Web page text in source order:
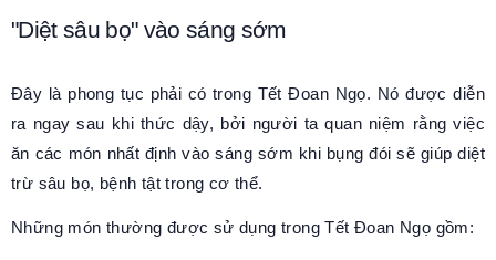
"Diệt sâu bọ" vào sáng sớm
Đây là phong tục phải có trong Tết Đoan Ngọ. Nó được diễn
ra ngay sau khi thức dậy, bởi người ta quan niệm rằng việc
ăn các món nhất định vào sáng sớm khi bụng đói sẽ giúp diệt
trừ sâu bọ, bệnh tật trong cơ thể.
Những món thường được sử dụng trong Tết Đoan Ngọ gồm: